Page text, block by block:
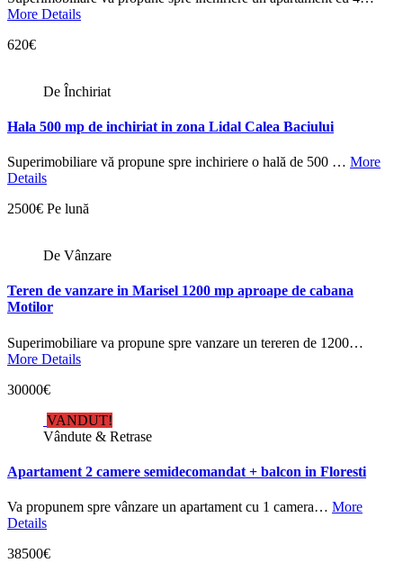
More Details
620€
De Închiriat
Hala 500 mp de inchiriat in zona Lidal Calea Baciului
Superimobiliare vă propune spre inchiriere o hală de 500 … More
Details
2500€ Pe lună
De Vânzare
Teren de vanzare in Marisel 1200 mp aproape de cabana
Motilor
Superimobiliare va propune spre vanzare un tereren de 1200…
More Details
30000€
VANDUT!
Vândute & Retrase
Apartament 2 camere semidecomandat + balcon in Floresti
Va propunem spre vânzare un apartament cu 1 camera… More
Details
38500€